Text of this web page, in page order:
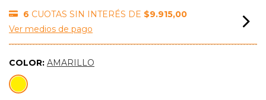
6 CUOTAS SIN INTERÉS DE $9.915,00
Ver medios de pago
COLOR: AMARILLO